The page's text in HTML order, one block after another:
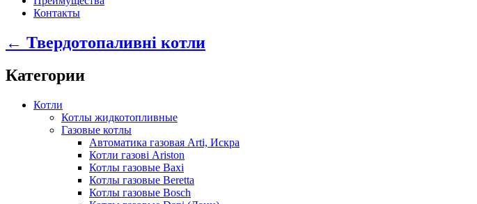
Контакты
← Твердотопаливні котли
Категории
Котли
Котлы жидкотопливные
Газовые котлы
Автоматика газовая Arti, Искра
Котли газові Ariston
Котлы газовые Baxi
Котлы газовые Beretta
Котлы газовые Bosch